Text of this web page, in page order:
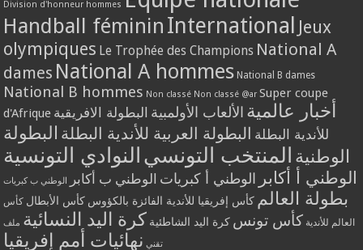
Division d'honneur hommes
Handball féminin International Jeux
olympiques Le Trophée des Champions National A
dames National A hommes National B dames
National B hommes Non classé Non classé @ar Super coupe
d'Afrique
أخبار عالمية الألعاب الأولمبية البطولة الافريقية
للأندية البطلة البطولة العربية للأندية البطلة البطولة
الوطنية المنتخب التونسي النوادي التونسية
الوطني أ أكابر الوطني أ كبريات الوطني ب أكابر الوطني ب كبريات
بطولة العالم كأس إفريقيا للأندية الفائزة بالكؤوس كأس الأبطال كأس
العالم للأندية كأس تونس كرة اليد الشاطئية كرة اليد النسائية ملف
تقني نهائيات أمم إفريقيا